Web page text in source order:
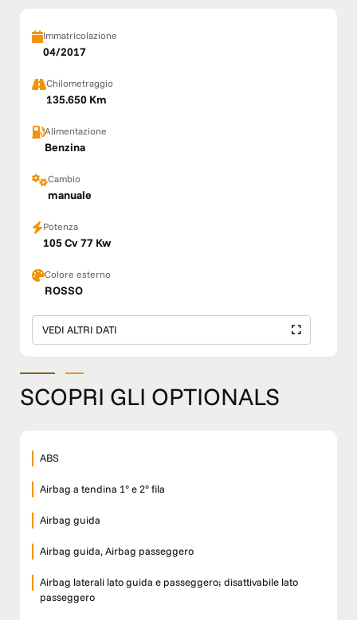
Immatricolazione
04/2017
Chilometraggio
135.650 Km
Alimentazione
Benzina
Cambio
manuale
Potenza
105 Cv 77 Kw
Colore esterno
ROSSO
VEDI ALTRI DATI
SCOPRI GLI OPTIONALS
ABS
Airbag a tendina 1° e 2° fila
Airbag guida
Airbag guida, Airbag passeggero
Airbag laterali lato guida e passeggero; disattivabile lato
passeggero